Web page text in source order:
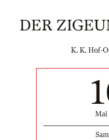
DER
K. K. Hof-
Mai